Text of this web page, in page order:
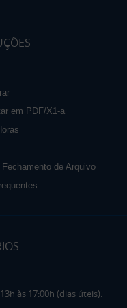
em PDF/X1-a
de Arquivo
às 17:00h (dias úteis).